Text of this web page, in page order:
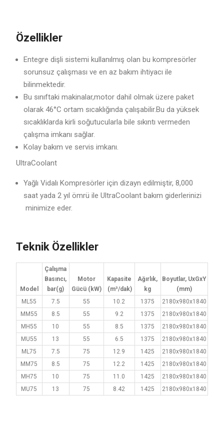
Özellikler
Entegre dişli sistemi kullanılmış olan bu kompresörler
sorunsuz çalışması ve en az bakım ihtiyacı ile
bilinmektedir.
Bu sınıftaki makinalar,motor dahil olmak üzere paket
olarak 46°C ortam sıcaklığında çalışabilir.Bu da yüksek
sıcaklıklarda kirli soğutucularla bile sıkıntı vermeden
çalışma imkanı sağlar.
Kolay bakım ve servis imkanı.
UltraCoolant
Yağlı Vidalı Kompresörler için dizayn edilmiştir, 8,000
saat yada 2 yıl ömrü ile UltraCoolant bakım giderlerinizi
minimize eder.
Teknik Özellikler
Model
Çalışma
Basıncı,
bar(g)
Motor
Gücü (kW)
Kapasite
(m³/dak)
Ağırlık,
kg
Boyutlar, UxGxY
(mm)
ML55
7.5 55 10.2 1375
2180x980x1840
MM55
8.5 55 9.2 1375
2180x980x1840
MH55
10 55 8.5 1375
2180x980x1840
MU55
13 55 6.5 1375
2180x980x1840
ML75
7.5 75 12.9 1425
2180x980x1840
MM75
8.5 75 12.2 1425
2180x980x1840
MH75
10 75 11.0 1425
2180x980x1840
MU75
13 75 8.42 1425 2180x980x1840